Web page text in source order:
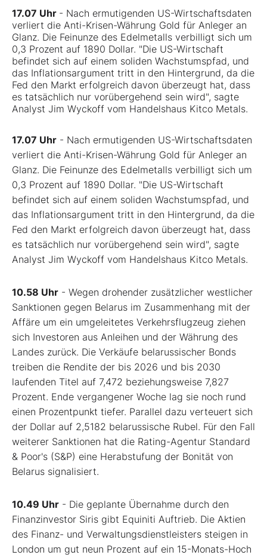
Folgen Sie uns
Kontakt
17.07 Uhr - Nach ermutigenden US-Wirtschaftsdaten
verliert die Anti-Krisen-Währung Gold für Anleger an
Glanz. Die Feinunze des Edelmetalls verbilligt sich um
0,3 Prozent auf 1890 Dollar. "Die US-Wirtschaft
befindet sich auf einem soliden Wachstumspfad, und
das Inflationsargument tritt in den Hintergrund, da die
Fed den Markt erfolgreich davon überzeugt hat, dass
es tatsächlich nur vorübergehend sein wird", sagte
Analyst Jim Wyckoff vom Handelshaus Kitco Metals.
17.07 Uhr - Nach ermutigenden US-Wirtschaftsdaten
verliert die Anti-Krisen-Währung Gold für Anleger an
Glanz. Die Feinunze des Edelmetalls verbilligt sich um
0,3 Prozent auf 1890 Dollar. "Die US-Wirtschaft
befindet sich auf einem soliden Wachstumspfad, und
das Inflationsargument tritt in den Hintergrund, da die
Fed den Markt erfolgreich davon überzeugt hat, dass
es tatsächlich nur vorübergehend sein wird", sagte
Analyst Jim Wyckoff vom Handelshaus Kitco Metals.
10.58 Uhr - Wegen drohender zusätzlicher westlicher
Sanktionen gegen Belarus im Zusammenhang mit der
Affäre um ein umgeleitetes Verkehrsflugzeug ziehen
sich Investoren aus Anleihen und der Währung des
Landes zurück. Die Verkäufe belarussischer Bonds
treiben die Rendite der bis 2026 und bis 2030
laufenden Titel auf 7,472 beziehungsweise 7,827
Prozent. Ende vergangener Woche lag sie noch rund
einen Prozentpunkt tiefer. Parallel dazu verteuert sich
der Dollar auf 2,5182 belarussische Rubel. Für den Fall
weiterer Sanktionen hat die Rating-Agentur Standard
& Poor's (S&P) eine Herabstufung der Bonität von
Belarus signalisiert.
10.49 Uhr - Die geplante Übernahme durch den
Finanzinvestor Siris gibt Equiniti Auftrieb. Die Aktien
des Finanz- und Verwaltungsdienstleisters steigen in
London um gut neun Prozent auf ein 15-Monats-Hoch